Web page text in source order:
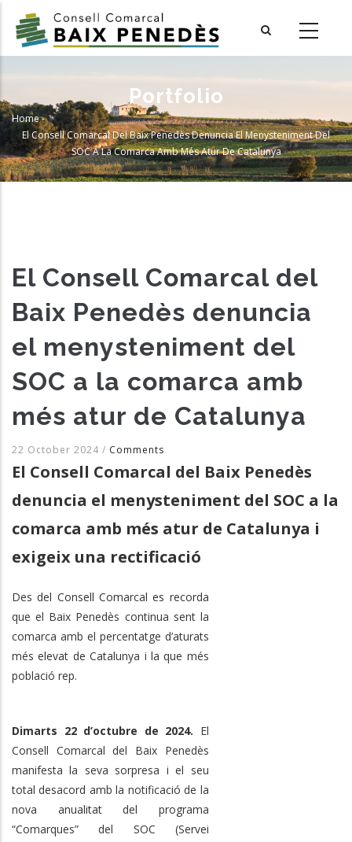
main
Portfolio
Breadcrumb
Home-
El Consell Comarcal Del Baix Penedès Denuncia El Menysteniment Del
SOC A La Comarca Amb Més Atur De Catalunya
El Consell Comarcal del
Baix Penedès denuncia
el menysteniment del
SOC a la comarca amb
més atur de Catalunya
22 October 2024 / Comments
El Consell Comarcal del Baix Penedès
denuncia el menysteniment del SOC a la
comarca amb més atur de Catalunya i
exigeix una rectificació
Des del Consell Comarcal es recorda
que el Baix Penedès continua sent la
comarca amb el percentatge d’aturats
més elevat de Catalunya i la que més
població rep.
Dimarts 22 d’octubre de 2024. El
Consell Comarcal del Baix Penedès
manifesta la seva sorpresa i el seu
total desacord amb la notificació de la
nova anualitat del programa
“Comarques” del SOC (Servei